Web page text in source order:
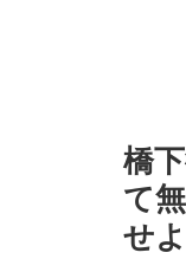
橋
て
せよ